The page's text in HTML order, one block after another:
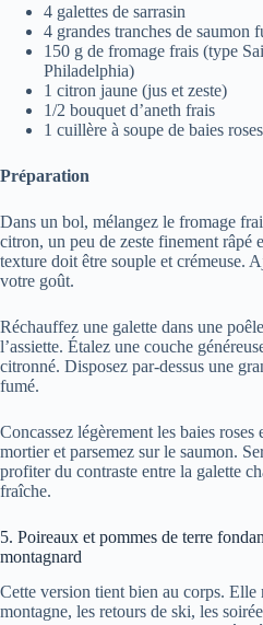
4 galettes de sarrasin
4 grandes tranches de saumon
150 g de fromage frais (type
Philadelphia)
1 citron jaune (jus et zeste)
1/2 bouquet d’aneth frais
1 cuillère à soupe de baies roses
Préparation
Dans un bol, mélangez le fromage
citron, un peu de zeste finement râpé
texture doit être souple et crémeuse.
votre goût.
Réchauffez une galette dans une
l’assiette. Étalez une couche
citronné. Disposez par-dessus une
fumé.
Concassez légèrement les baies
mortier et parsemez sur le saumon.
profiter du contraste entre la galette
fraîche.
5. Poireaux et pommes de terre
montagnard
Cette version tient bien au corps. Elle
montagne, les retours de ski, les